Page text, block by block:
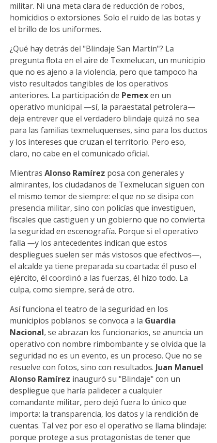
militar. Ni una meta clara de reducción de robos,
homicidios o extorsiones. Solo el ruido de las botas y
el brillo de los uniformes.
¿Qué hay detrás del "Blindaje San Martín"? La
pregunta flota en el aire de Texmelucan, un municipio
que no es ajeno a la violencia, pero que tampoco ha
visto resultados tangibles de los operativos
anteriores. La participación de Pemexen un
operativo municipal —sí, la paraestatal petrolera—
deja entrever que el verdadero blindaje quizá no sea
para las familias texmeluquenses, sino para los ductos
y los intereses que cruzan el territorio. Pero eso,
claro, no cabe en el comunicado oficial.
Mientras Alonso Ramírez posa con generales y
almirantes, los ciudadanos de Texmelucan siguen con
el mismo temor de siempre: el que no se disipa con
presencia militar, sino con policías que investiguen,
fiscales que castiguen y un gobierno que no convierta
la seguridad en escenografía. Porque si el operativo
falla —y los antecedentes indican que estos
despliegues suelen ser más vistosos que efectivos—,
el alcalde ya tiene preparada su coartada: él puso el
ejército, él coordinó a las fuerzas, él hizo todo. La
culpa, como siempre, será de otro.
Así funciona el teatro de la seguridad en los
municipios poblanos: se convoca a la Guardia
Nacional, se abrazan los funcionarios, se anuncia un
operativo con nombre rimbombante y se olvida que la
seguridad no es un evento, es un proceso. Que no se
resuelve con fotos, sino con resultados. Juan Manuel
Alonso Ramírez inauguró su "Blindaje" con un
despliegue que haría palidecer a cualquier
comandante militar, pero dejó fuera lo único que
importa: la transparencia, los datos y la rendición de
cuentas. Tal vez por eso el operativo se llama blindaje:
porque protege a sus protagonistas de tener que